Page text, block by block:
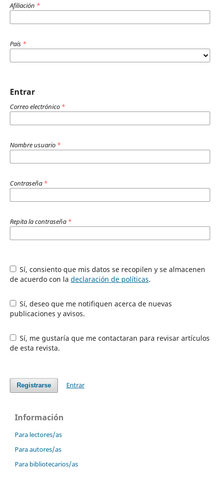
Afiliación *
País *
Entrar
Correo electrónico *
Nombre usuario *
Contraseña *
Repita la contraseña *
Sí, consiento que mis datos se recopilen y se almacenen
de acuerdo con la declaración de políticas.
Sí, deseo que me notifiquen acerca de nuevas
publicaciones y avisos.
Sí, me gustaría que me contactaran para revisar artículos
de esta revista.
Registrarse Entrar
Información
Para lectores/as
Para autores/as
Para bibliotecarios/as